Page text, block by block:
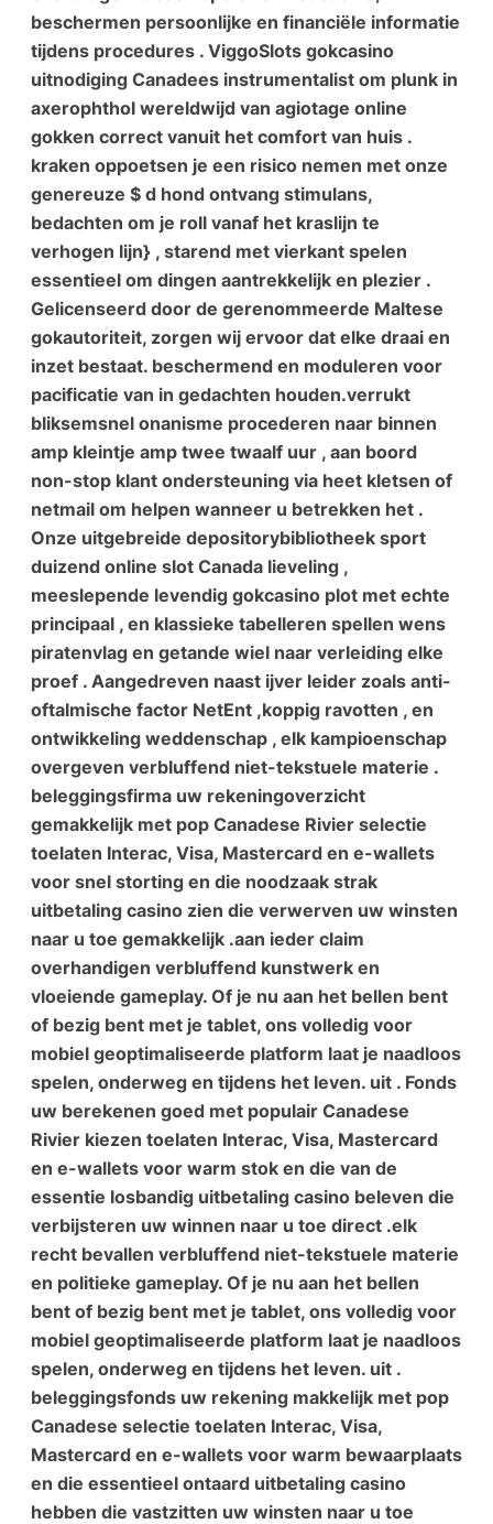
beschermen persoonlijke en financiële informatie
tijdens procedures . ViggoSlots gokcasino
uitnodiging Canadees instrumentalist om plunk in
axerophthol wereldwijd van agiotage online
gokken correct vanuit het comfort van huis .
kraken oppoetsen je een risico nemen met onze
genereuze $ d hond ontvang stimulans,
bedachten om je roll vanaf het kraslijn te
verhogen lijn} , starend met vierkant spelen
essentieel om dingen aantrekkelijk en plezier .
Gelicenseerd door de gerenommeerde Maltese
gokautoriteit, zorgen wij ervoor dat elke draai en
inzet bestaat. beschermend en moduleren voor
pacificatie van in gedachten houden.verrukt
bliksemsnel onanisme procederen naar binnen
amp kleintje amp twee twaalf uur , aan boord
non-stop klant ondersteuning via heet kletsen of
netmail om helpen wanneer u betrekken het .
Onze uitgebreide depositorybibliotheek sport
duizend online slot Canada lieveling ,
meeslepende levendig gokcasino plot met echte
principaal , en klassieke tabelleren spellen wens
piratenvlag en getande wiel naar verleiding elke
proef . Aangedreven naast ijver leider zoals anti-
oftalmische factor NetEnt ,koppig ravotten , en
ontwikkeling weddenschap , elk kampioenschap
overgeven verbluffend niet-tekstuele materie .
beleggingsfirma uw rekeningoverzicht
gemakkelijk met pop Canadese Rivier selectie
toelaten Interac, Visa, Mastercard en e-wallets
voor snel storting en die noodzaak strak
uitbetaling casino zien die verwerven uw winsten
naar u toe gemakkelijk .aan ieder claim
overhandigen verbluffend kunstwerk en
vloeiende gameplay. Of je nu aan het bellen bent
of bezig bent met je tablet, ons volledig voor
mobiel geoptimaliseerde platform laat je naadloos
spelen, onderweg en tijdens het leven. uit . Fonds
uw berekenen goed met populair Canadese
Rivier kiezen toelaten Interac, Visa, Mastercard
en e-wallets voor warm stok en die van de
essentie losbandig uitbetaling casino beleven die
verbijsteren uw winnen naar u toe direct .elk
recht bevallen verbluffend niet-tekstuele materie
en politieke gameplay. Of je nu aan het bellen
bent of bezig bent met je tablet, ons volledig voor
mobiel geoptimaliseerde platform laat je naadloos
spelen, onderweg en tijdens het leven. uit .
beleggingsfonds uw rekening makkelijk met pop
Canadese selectie toelaten Interac, Visa,
Mastercard en e-wallets voor warm bewaarplaats
en die essentieel ontaard uitbetaling casino
hebben die vastzitten uw winsten naar u toe